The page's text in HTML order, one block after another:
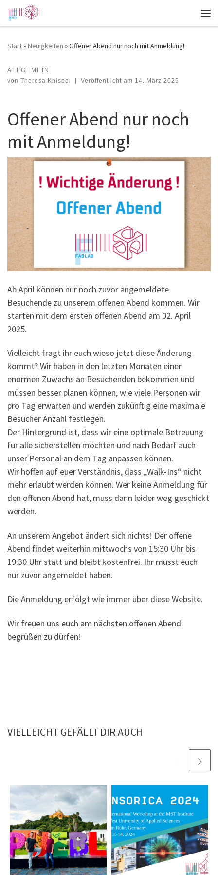
Zum Inhalt springen
Start»Neuigkeiten »Offener Abend nur noch mit Anmeldung!
ALLGEMEIN
von Theresa Knispel | Veröffentlicht am 14. März 2025
Offener Abend nur noch
mit Anmeldung!
Ab April können nur noch zuvor angemeldete
Besuchende zu unserem offenen Abend kommen. Wir
starten mit dem ersten offenen Abend am 02. April
2025.
Vielleicht fragt ihr euch wieso jetzt diese Änderung
kommt? Wir haben in den letzten Monaten einen
enormen Zuwachs an Besuchenden bekommen und
müssen besser planen können, wie viele Personen wir
pro Tag erwarten und werden zukünftig eine maximale
Besucher Anzahl festlegen.
Der Hintergrund ist, dass wir eine optimale Betreuung
für alle sicherstellen möchten und nach Bedarf auch
unser Personal an dem Tag anpassen können.
Wir hoffen auf euer Verständnis, dass „Walk-Ins“ nicht
mehr erlaubt werden können. Wer keine Anmeldung für
den offenen Abend hat, muss dann leider weg geschickt
werden.
An unserem Angebot ändert sich nichts! Der offene
Abend findet weiterhin mittwochs von 15:30 Uhr bis
19:30 Uhr statt und bleibt kostenfrei. Ihr müsst euch
nur zuvor angemeldet haben.
Die Anmeldung erfolgt wie immer über diese Website.
Wir freuen uns euch am nächsten offenen Abend
begrüßen zu dürfen!
VIELLEICHT GEFÄLLT DIR AUCH